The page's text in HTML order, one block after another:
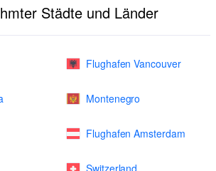
Städte und Länder
Flughafen Vancouver
Montenegro
Flughafen Amsterdam
Switzerland